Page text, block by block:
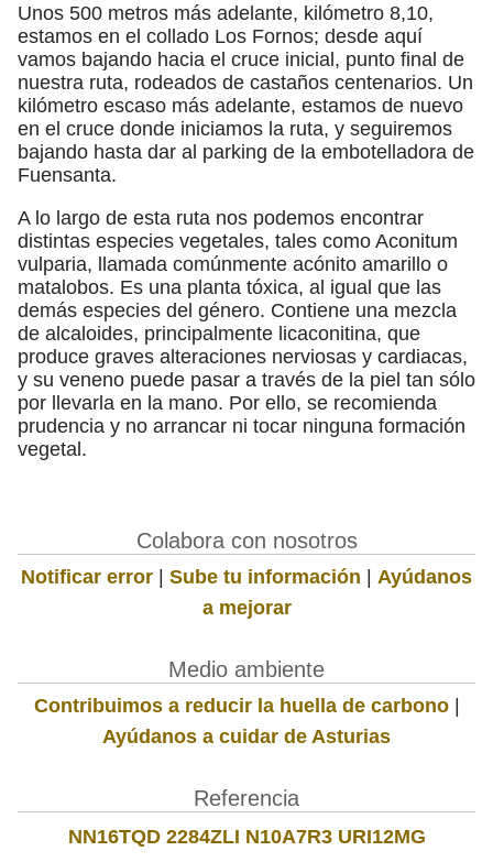
Unos 500 metros más adelante, kilómetro 8,10,
estamos en el collado Los Fornos; desde aquí
vamos bajando hacia el cruce inicial, punto final de
nuestra ruta, rodeados de castaños centenarios. Un
kilómetro escaso más adelante, estamos de nuevo
en el cruce donde iniciamos la ruta, y seguiremos
bajando hasta dar al parking de la embotelladora de
Fuensanta.
A lo largo de esta ruta nos podemos encontrar
distintas especies vegetales, tales como Aconitum
vulparia, llamada comúnmente acónito amarillo o
matalobos. Es una planta tóxica, al igual que las
demás especies del género. Contiene una mezcla
de alcaloides, principalmente licaconitina, que
produce graves alteraciones nerviosas y cardiacas,
y su veneno puede pasar a través de la piel tan sólo
por llevarla en la mano. Por ello, se recomienda
prudencia y no arrancar ni tocar ninguna formación
vegetal.
Colabora con nosotros
Notificar error | Sube tu información | Ayúdanos
a mejorar
Medio ambiente
Contribuimos a reducir la huella de carbono|
Ayúdanos a cuidar de Asturias
Referencia
NN16TQD 2284ZLI N10A7R3 URI12MG